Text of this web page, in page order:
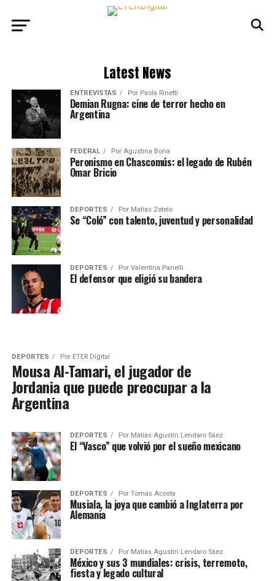
Latest News
ENTREVISTAS Por Paola Rinetti
Demian Rugna: cine de terror hecho en
Argentina
FEDERAL Por Agustina Bona
Peronismo en Chascomús: el legado de Rubén
Omar Bricio
DEPORTES Por Matías Zotelo
Se “Coló” con talento, juventud y personalidad
DEPORTES Por Valentina Panelli
El defensor que eligió su bandera
DEPORTES Por ETER Digital
Mousa Al-Tamari, el jugador de
Jordania que puede preocupar a la
Argentina
DEPORTES Por Matías Agustín Lendaro Sáez
El “Vasco” que volvió por el sueño mexicano
DEPORTES Por Tomás Acosta
Musiala, la joya que cambió a Inglaterra por
Alemania
DEPORTES Por Matías Agustín Lendaro Sáez
México y sus 3 mundiales: crisis, terremoto,
fiesta y legado cultural